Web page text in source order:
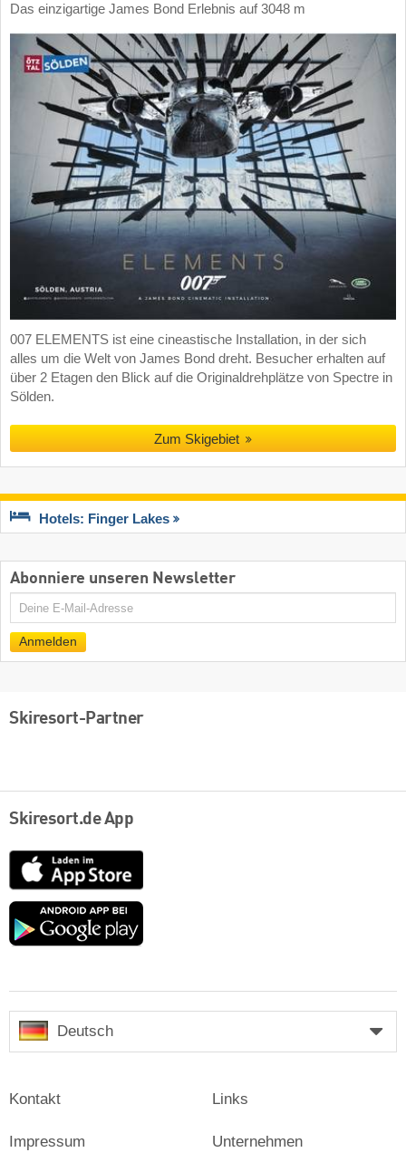
Das einzigartige James Bond Erlebnis auf 3048 m
007 ELEMENTS ist eine cineastische Installation, in der sich
alles um die Welt von James Bond dreht. Besucher erhalten auf
über 2 Etagen den Blick auf die Originaldrehplätze von Spectre in
Sölden.
Zum Skigebiet
Hotels: Finger Lakes
Abonniere unseren Newsletter
E-
Mail
Anmelden
Skiresort-Partner
Skiresort.de App
App
Store
Google
Deutsch
Kontakt
Impressum
Links
Unternehmen